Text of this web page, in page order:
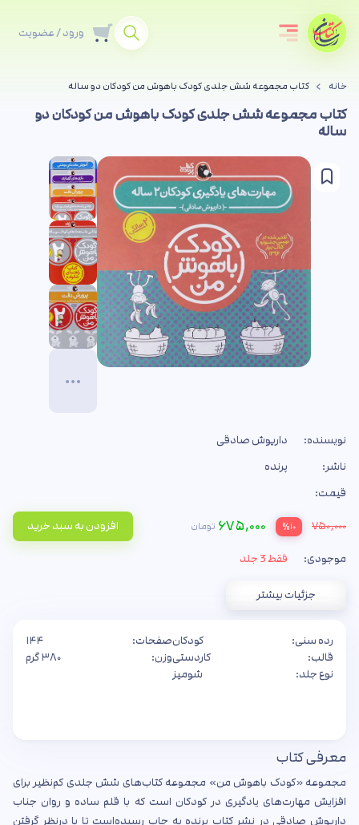
ورود / عضویت
خانه کتاب مجموعه شش جلدی کودک باهوش من کودکان دو ساله
کتاب مجموعه شش جلدی کودک باهوش من کودکان دو
ساله
نویسنده:
داریوش صادقی
ناشر:
پرنده
قیمت:
۷۵۰,۰۰۰ %۱۰ ۶۷۵,۰۰۰ تومان افزودن به سبد خرید
موجودی: فقط 3 جلد
جزئیات بیشتر
رده سنی:
کودکان
قالب:
کاردستی
نوع جلد:
شومیز
صفحات:
۱۴۴
وزن:
۳۸۰ گرم
معرفی کتاب
مجموعه «کودک باهوش من» مجموعه کتاب‌های شش جلدی کم‌نظیر برای
افزایش مهارت‌های یادگیری در کودکان است که با قلم ساده و روان جناب
داریوش صادقی در نشر کتاب پرنده به چاپ رسیده‌است تا با درنظر گرفتن